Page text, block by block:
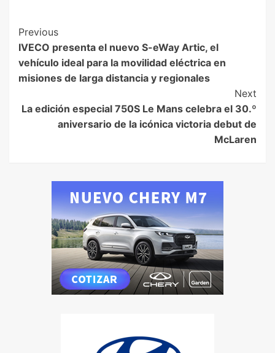
Previous
IVECO presenta el nuevo S-eWay Artic, el
vehículo ideal para la movilidad eléctrica en
misiones de larga distancia y regionales
Next
La edición especial 750S Le Mans celebra el 30.º
aniversario de la icónica victoria debut de
McLaren